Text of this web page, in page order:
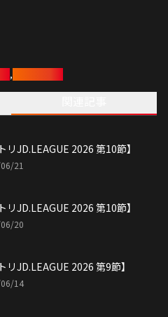
,
リJD.LEAGUE 2026 第10節】
21
リJD.LEAGUE 2026 第10節】
20
リJD.LEAGUE 2026 第9節】
14